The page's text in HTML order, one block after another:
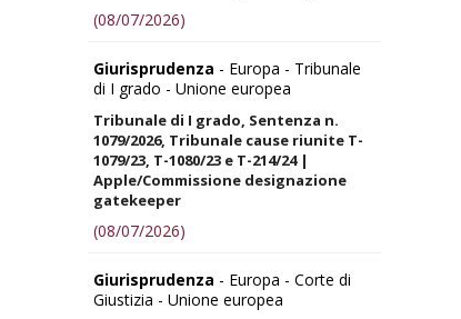
(08/07/2026)
Giurisprudenza - Europa - Tribunale
di I grado - Unione europea
Tribunale di I grado, Sentenza n.
1079/2026, Tribunale cause riunite T-
1079/23, T-1080/23 e T-214/24 |
Apple/Commissione designazione
gatekeeper
(08/07/2026)
Giurisprudenza - Europa - Corte di
Giustizia - Unione europea